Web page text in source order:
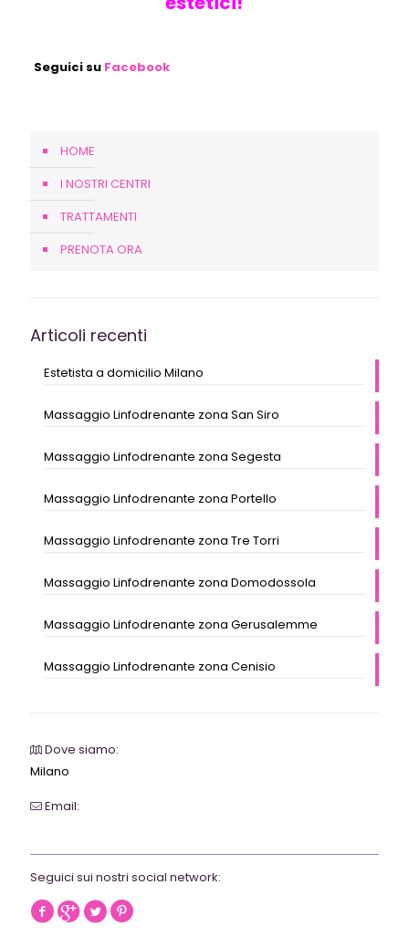
Seguici su Facebook
HOME
I NOSTRI CENTRI
TRATTAMENTI
PRENOTA ORA
Articoli recenti
Estetista a domicilio Milano
Massaggio Linfodrenante zona San Siro
Massaggio Linfodrenante zona Segesta
Massaggio Linfodrenante zona Portello
Massaggio Linfodrenante zona Tre Torri
Massaggio Linfodrenante zona Domodossola
Massaggio Linfodrenante zona Gerusalemme
Massaggio Linfodrenante zona Cenisio
Dove siamo:
Milano
Email:
Seguici sui nostri social network: